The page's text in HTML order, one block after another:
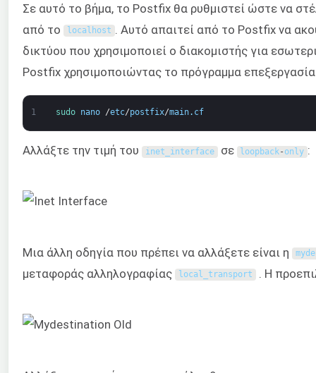
Σε αυτό το βήμα, το Postfix θα ρυθμιστεί ώστε να
από το
localhost . Αυτό απαιτεί από το Postfix να
δικτύου που χρησιμοποιεί ο διακομιστής για
Postfix χρησιμοποιώντας το πρόγραμμα
1 sudo nano /etc/postfix/main. cf
Αλλάξτε την τιμή του inet_interface σε loopback- only :
Μια άλλη οδηγία που πρέπει να αλλάξετε είναι η
μεταφοράς αλληλογραφίας local_transport . Η